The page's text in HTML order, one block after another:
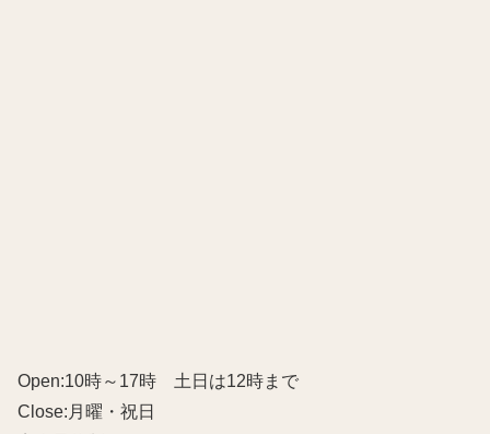
Open:10時～17時 土日は12時まで
Close:月曜・祝日